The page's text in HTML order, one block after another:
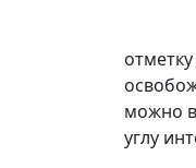
можно
углу